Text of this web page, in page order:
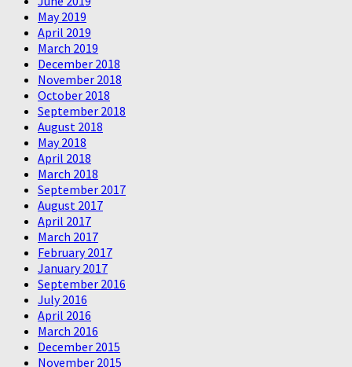
May 2019
April 2019
March 2019
December 2018
November 2018
October 2018
September 2018
August 2018
May 2018
April 2018
March 2018
September 2017
August 2017
April 2017
March 2017
February 2017
January 2017
September 2016
July 2016
April 2016
March 2016
December 2015
November 2015